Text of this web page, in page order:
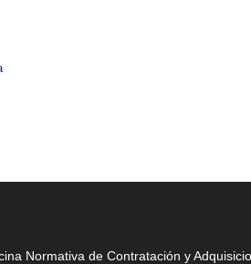
Normativa de Contratación y